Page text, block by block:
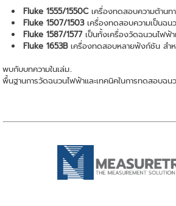
Fluke 1555/1550Cเครื่องทดสอบความต้านท
Fluke 1507/1503เครื่องทดสอบความเป็นฉน
Fluke 1587/1577เป็นทั้งเครื่องวัดฉนวนไฟฟ้
Fluke 1653Bเครื่องทดสอบหลายฟังก์ชัน สำ
พบกับบทความในเล่ม..
พื้นฐานการวัดฉนวนไฟฟ้าและเทคนิคในการทดสอบฉน